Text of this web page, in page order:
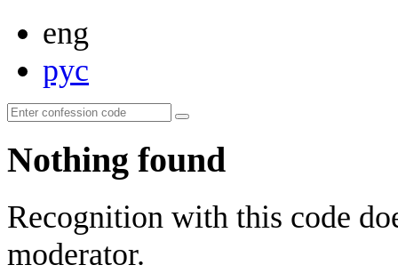
eng
рус
Nothing found
Recognition with this code
moderator.